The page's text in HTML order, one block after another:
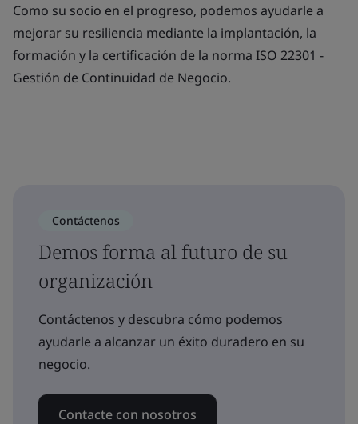
Como su socio en el progreso, podemos ayudarle a
mejorar su resiliencia mediante la implantación, la
formación y la certificación de la norma ISO 22301 -
Gestión de Continuidad de Negocio.
Contáctenos
Demos forma al futuro de su
organización
Contáctenos y descubra cómo podemos
ayudarle a alcanzar un éxito duradero en su
negocio.
Contacte con nosotros